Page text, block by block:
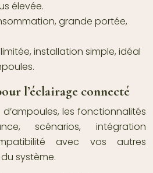
élevée.
grande portée,
installation simple, idéal
l’éclairage connecté
les fonctionnalités
scénarios, intégration
avec vos autres
système.